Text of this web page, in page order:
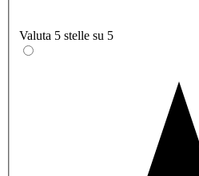
Valuta 5 stelle su 5